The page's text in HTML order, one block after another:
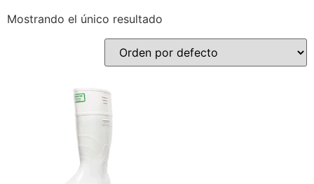
Mostrando el único resultado